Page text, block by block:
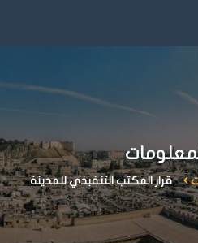
قرار المكتب التنفيذي للمدينة